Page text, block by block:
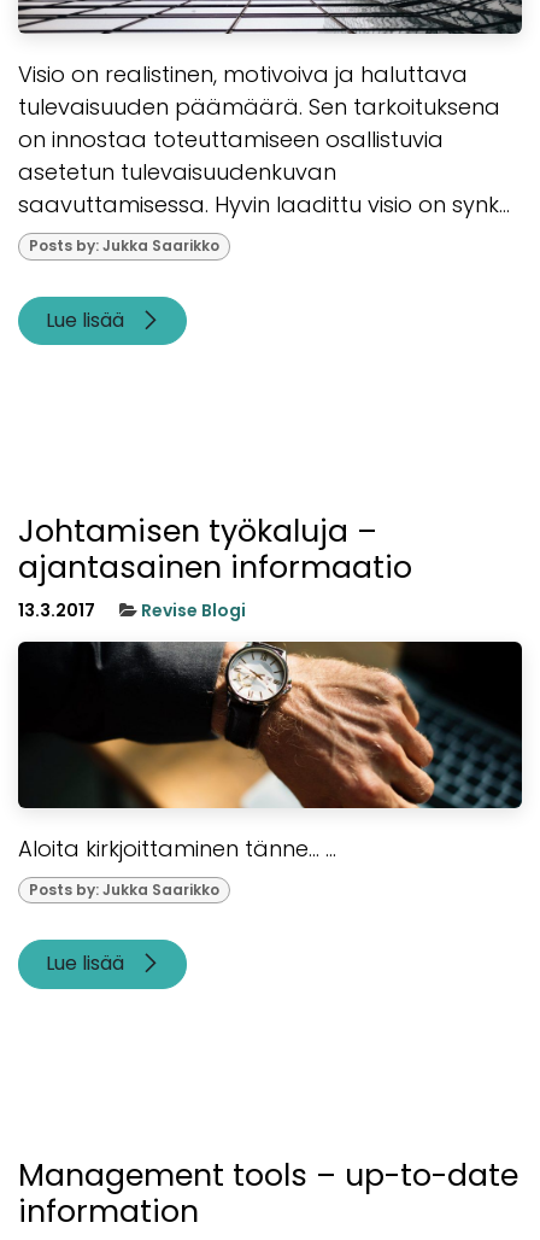
Visio on realistinen, motivoiva ja haluttava
tulevaisuuden päämäärä. Sen tarkoituksena
on innostaa toteuttamiseen osallistuvia
asetetun tulevaisuudenkuvan
saavuttamisessa. Hyvin laadittu visio on synk...
Posts by: Jukka Saarikko
Lue lisää
Johtamisen työkaluja –
ajantasainen informaatio
13.3.2017 Revise Blogi
Aloita kirkjoittaminen tänne... ...
Posts by: Jukka Saarikko
Lue lisää
Management tools – up-to-date
information